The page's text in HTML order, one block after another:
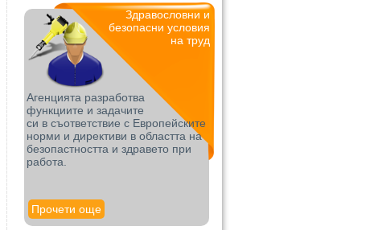
Здравословни и
безопасни условия
на труд
Прочети още
Агенцията разработва
функциите и задачите
си в съответствие с Европейските
норми и директиви в областта на
безопастността и здравето при
работа.